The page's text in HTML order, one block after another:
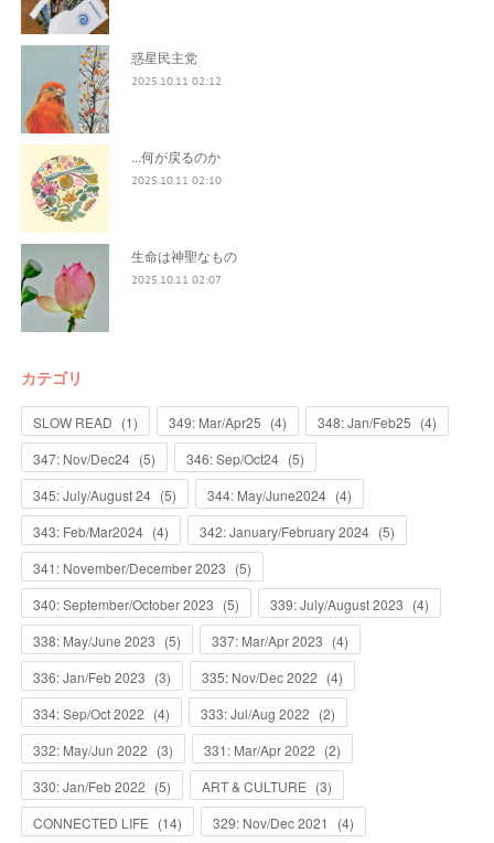
惑星民主党
2025.10.11 02:12
...何が戻るのか
2025.10.11 02:10
生命は神聖なもの
2025.10.11 02:07
カテゴリ
SLOW READ (1) 349: Mar/Apr25 (4) 348: Jan/Feb25 (4)
347: Nov/Dec24 (5) 346: Sep/Oct24 (5)
345: July/August 24 (5) 344: May/June2024 (4)
343: Feb/Mar2024 (4) 342: January/February 2024 (5)
341: November/December 2023 (5)
340: September/October 2023 (5) 339: July/August 2023 (4)
338: May/June 2023 (5) 337: Mar/Apr 2023 (4)
336: Jan/Feb 2023 (3) 335: Nov/Dec 2022 (4)
334: Sep/Oct 2022 (4) 333: Jul/Aug 2022 (2)
332: May/Jun 2022 (3) 331: Mar/Apr 2022 (2)
330: Jan/Feb 2022 (5) ART & CULTURE (3)
CONNECTED LIFE (14) 329: Nov/Dec 2021 (4)